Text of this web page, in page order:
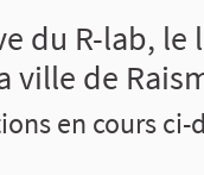
du R-lab, le
de
en cours ci-